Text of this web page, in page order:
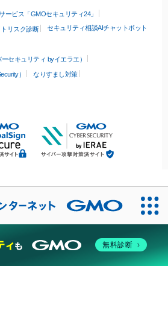
ービス「GMOセキュリティ24」
リスク診断 セキュリティ相談AIチャットボット
セキュリティ byイエラエ）
）
なりすまし対策
無料診断